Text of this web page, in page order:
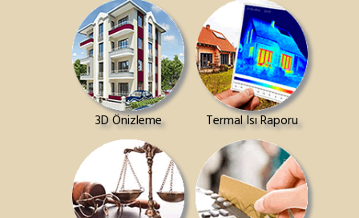
3D Önizleme Termal Isı Raporu